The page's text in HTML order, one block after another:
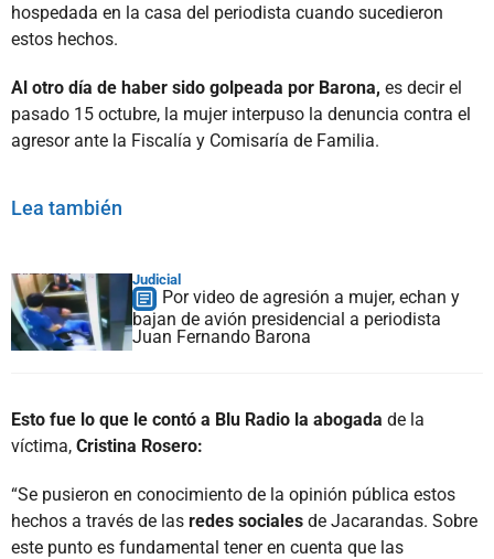
hospedada en la casa del periodista cuando sucedieron
estos hechos.
Al otro día de haber sido golpeada por Barona, es decir el
pasado 15 octubre, la mujer interpuso la denuncia contra el
agresor ante la Fiscalía y Comisaría de Familia.
Lea también
Judicial
Por video de agresión a mujer, echan y
bajan de avión presidencial a periodista
Juan Fernando Barona
Esto fue lo que le contó a Blu Radio la abogada de la
víctima, Cristina Rosero:
“Se pusieron en conocimiento de la opinión pública estos
hechos a través de las redes sociales de Jacarandas. Sobre
este punto es fundamental tener en cuenta que las